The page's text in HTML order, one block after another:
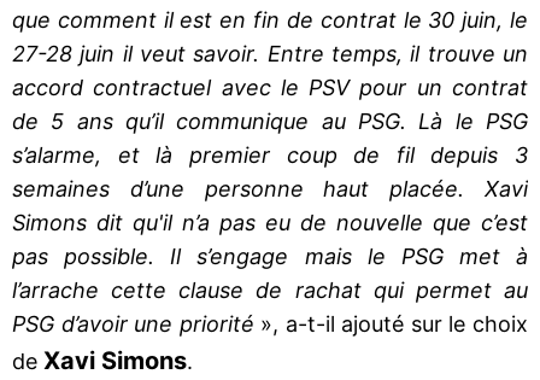
que comment il est en fin de contrat le 30 juin, le
27-28 juin il veut savoir. Entre temps, il trouve un
accord contractuel avec le PSV pour un contrat
de 5 ans qu’il communique au PSG. Là le PSG
s’alarme, et là premier coup de fil depuis 3
semaines d’une personne haut placée. Xavi
Simons dit qu'il n’a pas eu de nouvelle que c’est
pas possible. Il s’engage mais le PSG met à
l’arrache cette clause de rachat qui permet au
PSG d’avoir une priorité », a-t-il ajouté sur le choix
de Xavi Simons.